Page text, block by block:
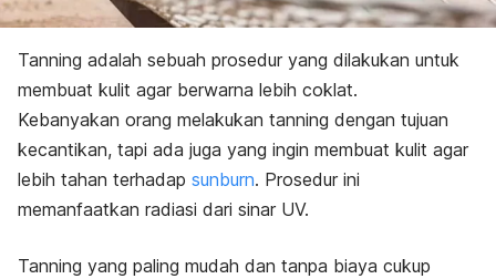
Tanning adalah sebuah prosedur yang dilakukan untuk
membuat kulit agar berwarna lebih coklat.
Kebanyakan orang melakukan tanning dengan tujuan
kecantikan, tapi ada juga yang ingin membuat kulit agar
lebih tahan terhadap sunburn. Prosedur ini
memanfaatkan radiasi dari sinar UV.
Tanning yang paling mudah dan tanpa biaya cukup